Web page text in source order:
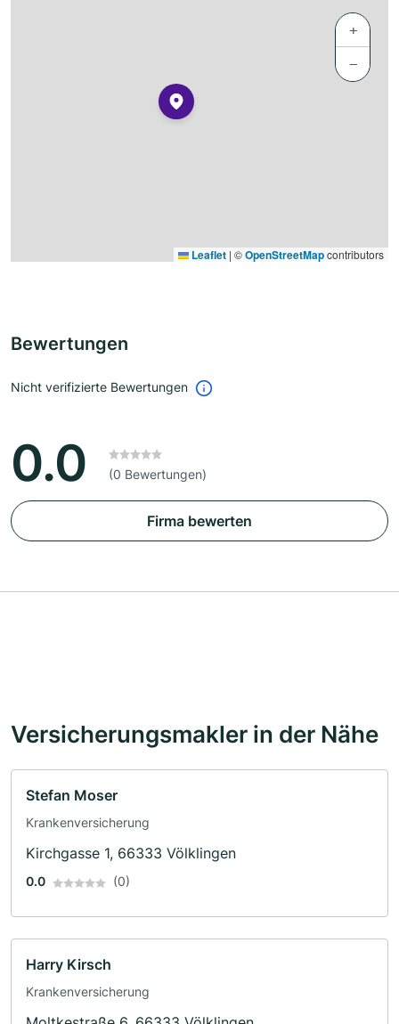
+
−
Leaflet | ©OpenStreetMapcontributors
Bewertungen
Nicht verifizierte Bewertungen
0.0 (0 Bewertungen)
Firma bewerten
Versicherungsmakler in der Nähe
Stefan Moser
Krankenversicherung
Kirchgasse 1, 66333 Völklingen
0.0 (0)
Harry Kirsch
Krankenversicherung